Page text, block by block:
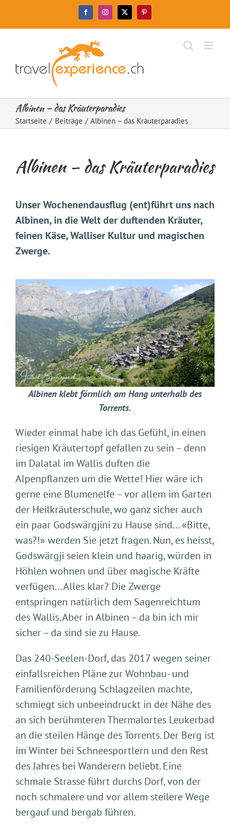
FacebookInstagram
X Pinterest
Albinen – das Kräuterparadies
Startseite Beiträge Albinen – das Kräuterparadies
Albinen – das Kräuterparadies
Unser Wochenendausflug (ent)führt uns nach
Albinen, in die Welt der duftenden Kräuter,
feinen Käse, Walliser Kultur und magischen
Zwerge.
Albinen klebt förmlich am Hang unterhalb des
Torrents.
Wieder einmal habe ich das Gefühl, in einen
riesigen Kräutertopf gefallen zu sein – denn
im Dalatal im Wallis duften die
Alpenpflanzen um die Wette! Hier wäre ich
gerne eine Blumenelfe – vor allem im Garten
der Heilkräuterschule, wo ganz sicher auch
ein paar Godswärgjini zu Hause sind… «Bitte,
was?!» werden Sie jetzt fragen. Nun, es heisst,
Godswärgji seien klein und haarig, würden in
Höhlen wohnen und über magische Kräfte
verfügen… Alles klar? Die Zwerge
entspringen natürlich dem Sagenreichtum
des Wallis. Aber in Albinen – da bin ich mir
sicher – da sind sie zu Hause.
Das 240-Seelen-Dorf, das 2017 wegen seiner
einfallsreichen Pläne zur Wohnbau- und
Familienförderung Schlagzeilen machte,
schmiegt sich unbeeindruckt in der Nähe des
an sich berühmteren Thermalortes Leukerbad
an die steilen Hänge des Torrents. Der Berg ist
im Winter bei Schneesportlern und den Rest
des Jahres bei Wanderern beliebt. Eine
schmale Strasse führt durchs Dorf, von der
noch schmalere und vor allem steilere Wege
bergauf und bergab führen.